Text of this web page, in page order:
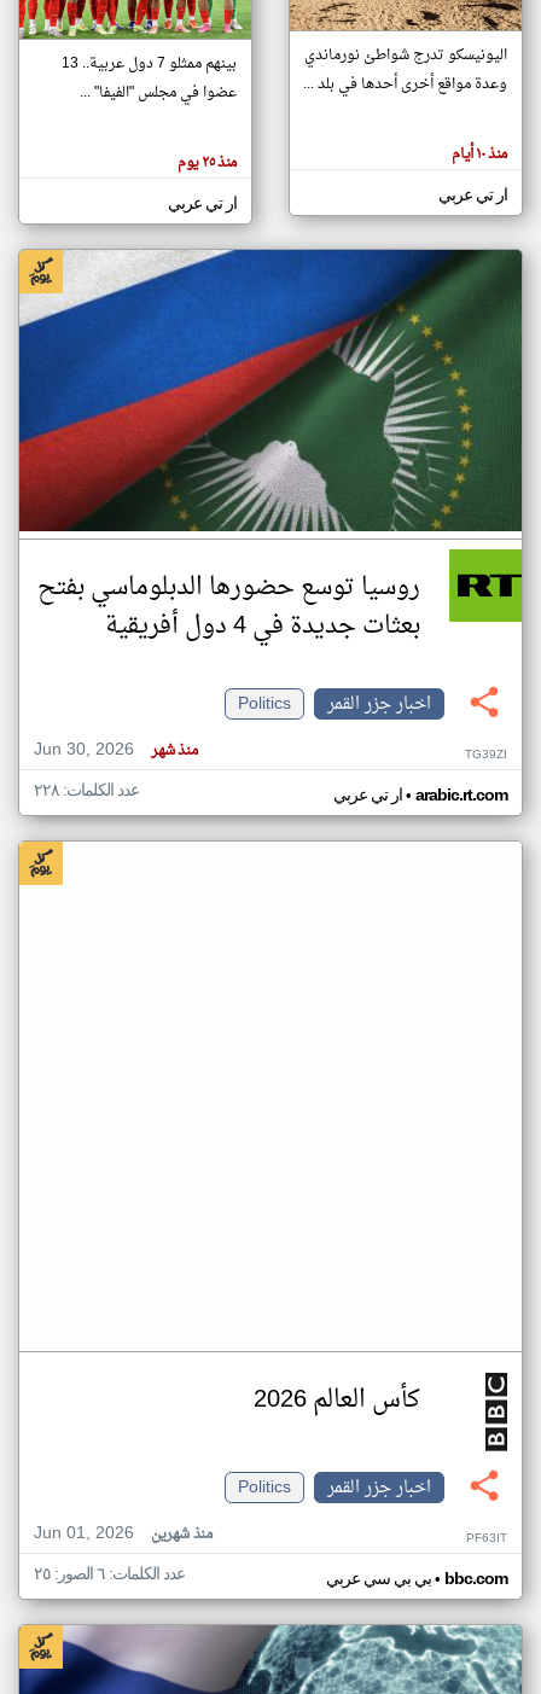
تغيير الدولة
اخبار جزر القمر على مدار الساعة
أهم اخبار جزر القمر العاجلة والمباشرة
هنا عن
وجهة
كاتبيها.
اليونيسكو تدرج شواطئ نورماندي
وعدة مواقع أخرى أحدها في بلد ...
منذ ١٠ أيام
ار تي عربي
بينهم ممثلو 7 دول عربية.. 13
عضوا في مجلس "الفيفا" ...
منذ ٢٥ يوم
ار تي عربي
روسيا توسع حضورها الدبلوماسي بفتح
بعثات جديدة في 4 دول أفريقية
اخبار جزر القمر
Politics
Jun 30, 2026
منذ شهر TG39ZI
ار تي عربي• arabic.rt.com عدد الكلمات: ٢٢٨
كأس العالم 2026
اخبار جزر القمر
Politics
Jun 01, 2026
منذ شهرين PF63IT
بي بي سي عربي• bbc.com عدد الكلمات: ٦ الصور: ٢٥
klyoum.com